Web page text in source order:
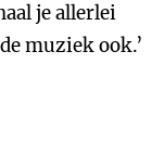
je allerlei
muziek ook.’